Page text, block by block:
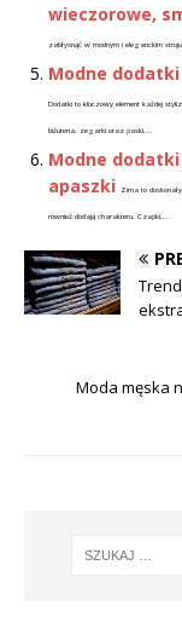
wieczorowe,
zabłysnąć w modnym i eleganckim
Modne
Dodatki to kluczowy element każdej
biżuteria, zegarki oraz paski,...
Modne
apaszki
Zima to
również dodają charakteru. Czapki,...
Moda męska